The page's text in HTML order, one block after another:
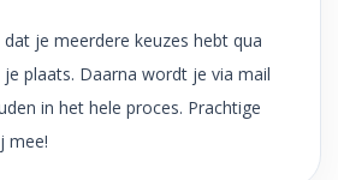
je meerdere keuzes hebt qua
plaats. Daarna wordt je via mail
in het hele proces. Prachtige
mee!